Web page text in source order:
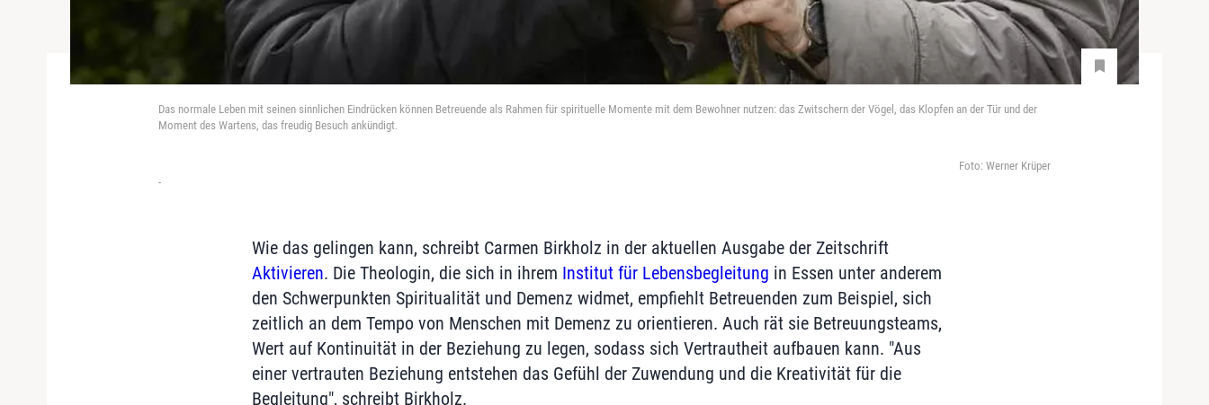
Das normale Leben mit seinen sinnlichen Eindrücken können Betreuende als Rahmen für spirituelle Momente mit dem Bewohner nutzen: das Zwitschern der Vögel, das Klopfen an der Tür und der
Moment des Wartens, das freudig Besuch ankündigt.
Foto: Werner Krüper
-
Wie das gelingen kann, schreibt Carmen Birkholz in der aktuellen Ausgabe der Zeitschrift
Aktivieren. Die Theologin, die sich in ihrem Institut für Lebensbegleitung in Essen unter anderem
den Schwerpunkten Spiritualität und Demenz widmet, empfiehlt Betreuenden zum Beispiel, sich
zeitlich an dem Tempo von Menschen mit Demenz zu orientieren. Auch rät sie Betreuungsteams,
Wert auf Kontinuität in der Beziehung zu legen, sodass sich Vertrautheit aufbauen kann. "Aus
einer vertrauten Beziehung entstehen das Gefühl der Zuwendung und die Kreativität für die
Begleitung", schreibt Birkholz.